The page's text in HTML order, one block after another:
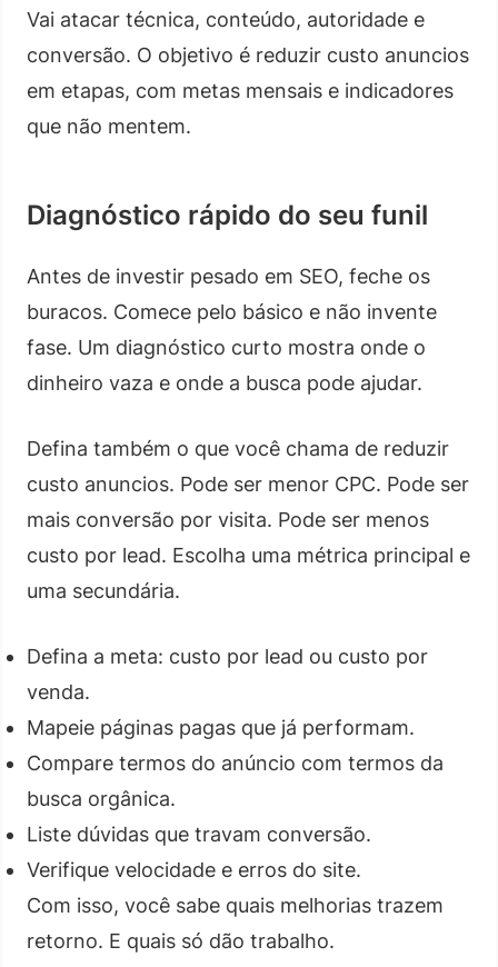
Vai atacar técnica, conteúdo, autoridade e
conversão. O objetivo é reduzir custo anuncios
em etapas, com metas mensais e indicadores
que não mentem.
Diagnóstico rápido do seu funil
Antes de investir pesado em SEO, feche os
buracos. Comece pelo básico e não invente
fase. Um diagnóstico curto mostra onde o
dinheiro vaza e onde a busca pode ajudar.
Defina também o que você chama de reduzir
custo anuncios. Pode ser menor CPC. Pode ser
mais conversão por visita. Pode ser menos
custo por lead. Escolha uma métrica principal e
uma secundária.
Defina a meta: custo por lead ou custo por
venda.
Mapeie páginas pagas que já performam.
Compare termos do anúncio com termos da
busca orgânica.
Liste dúvidas que travam conversão.
Verifique velocidade e erros do site.
Com isso, você sabe quais melhorias trazem
retorno. E quais só dão trabalho.